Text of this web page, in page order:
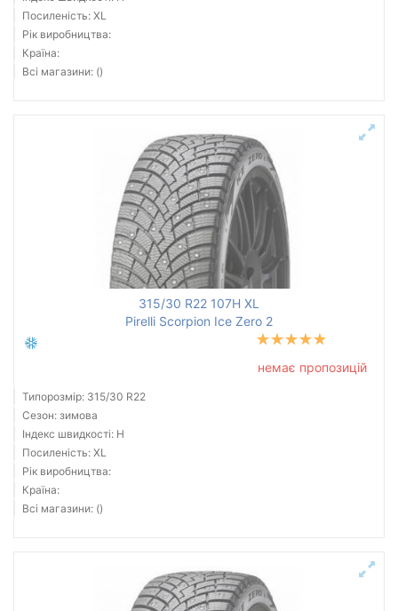
Посиленість: XL
Рік виробництва:
Країна:
Всі магазини: ()
315/30 R22 107H XL
Pirelli Scorpion Ice Zero 2
немає пропозицій
Типорозмір: 315/30 R22
Сезон: зимова
Індекс швидкості: H
Посиленість: XL
Рік виробництва:
Країна:
Всі магазини: ()